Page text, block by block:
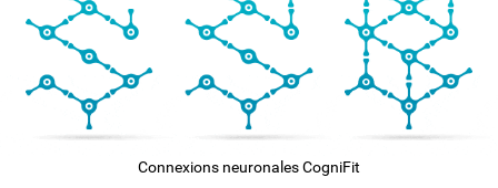
Connexions neuronales CogniFit